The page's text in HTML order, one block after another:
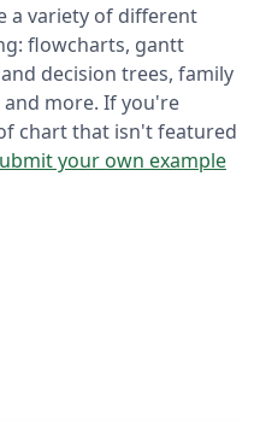
a variety of different
flowcharts, gantt
decision trees, family
more. If you're
chart that isn't featured
your own example